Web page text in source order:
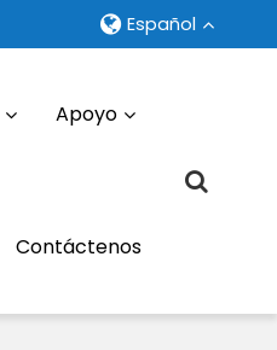
Español
Apoyo
Contáctenos